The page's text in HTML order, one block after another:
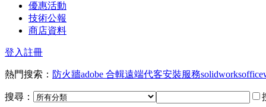
優惠活動
技術公報
商店資料
登入註冊
熱門搜索： 防火牆adobe 合輯遠端代客安裝服務solidworksoffice
搜尋：